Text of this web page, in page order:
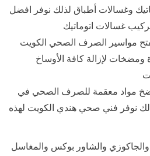
وغسالات أطباق لذلك نوفر افضل
غسالات اتوماتيك
مواسير الصرف الصحي الكويت
ومضخات لإزالة كافة الأوساخ
مواد معقمة للصرف الصحي في
نوفر فني صحي هندي الكويت لهذه
والشاور بوكس والمغاسل